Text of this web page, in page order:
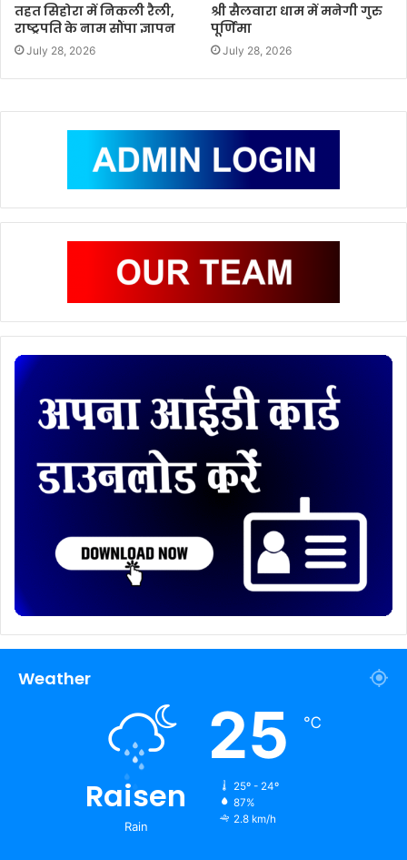
तहत सिहोरा में निकली रैली,
राष्ट्रपति के नाम सौंपा ज्ञापन
July 28, 2026
श्री सैलवारा धाम में मनेगी गुरु
पूर्णिमा
July 28, 2026
Weather
Raisen
Rain
25 ℃
25º - 24º
87%
2.8 km/h